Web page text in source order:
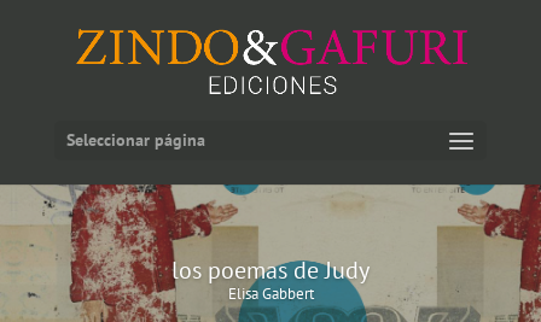
Seleccionar página
los poemas de Judy
Elisa Gabbert